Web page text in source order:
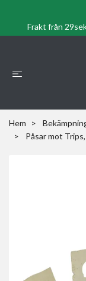
Frakt från
Hem
Påsar mot